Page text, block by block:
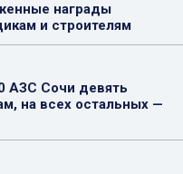
награды
и строителям
АЗС Сочи девять
на всех остальных —